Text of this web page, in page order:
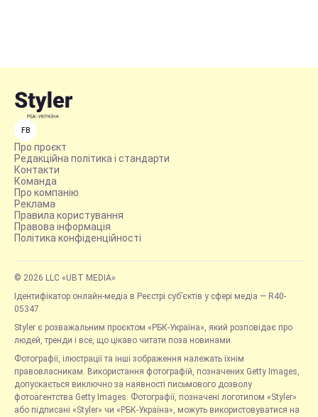
FB
Про проєкт
Редакційна політика і стандарти
Контакти
Команда
Про компанію
Реклама
Правила користування
Правова інформація
Політика конфіденційності
© 2026 LLC «UBT MEDIA»
Ідентифікатор онлайн-медіа в Реєстрі суб’єктів у сфері медіа — R40-
05347
Styler є розважальним проєктом «РБК-Україна», який розповідає про
людей, тренди і все, що цікаво читати поза новинами.
Фотографії, ілюстрації та інші зображення належать їхнім
правовласникам. Використання фотографій, позначених Getty Images,
допускається виключно за наявності письмового дозволу
фотоагентства Getty Images. Фотографії, позначені логотипом «Styler»
або підписані «Styler» чи «РБК-Україна», можуть використовуватися на